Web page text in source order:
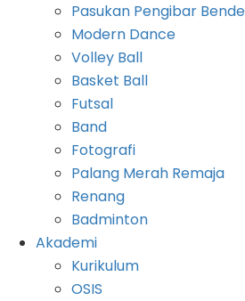
Pasukan Pengibar
Modern Dance
Volley Ball
Basket Ball
Futsal
Band
Fotografi
Palang Merah Remaja
Renang
Badminton
Akademi
Kurikulum
OSIS